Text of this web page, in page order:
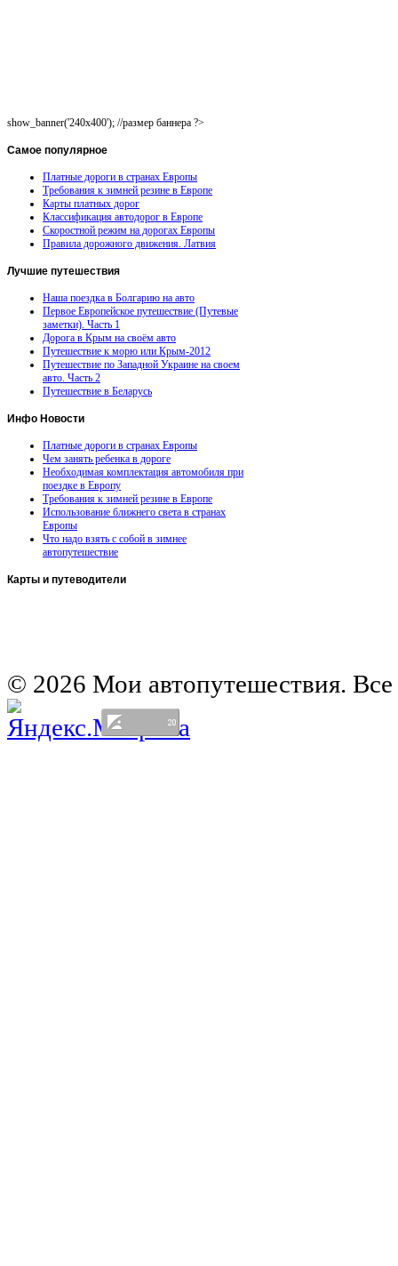
show_banner('240x400'); //размер баннера ?>
Самое популярное
Платные дороги в странах Европы
Требования к зимней резине в Европе
Карты платных дорог
Классификация автодорог в Европе
Скоростной режим на дорогах Европы
Правила дорожного движения. Латвия
Лучшие путешествия
Наша поездка в Болгарию на авто
Первое Европейское путешествие (Путевые
заметки). Часть 1
Дорога в Крым на своём авто
Путешествие к морю или Крым-2012
Путешествие по Западной Украине на своем
авто. Часть 2
Путешествие в Беларусь
Инфо Новости
Платные дороги в странах Европы
Чем занять ребенка в дороге
Необходимая комплектация автомобиля при
поездке в Европу
Требования к зимней резине в Европе
Использование ближнего света в странах
Европы
Что надо взять с собой в зимнее
автопутешествие
Карты и путеводители
© 2026 Мои автопутешествия.